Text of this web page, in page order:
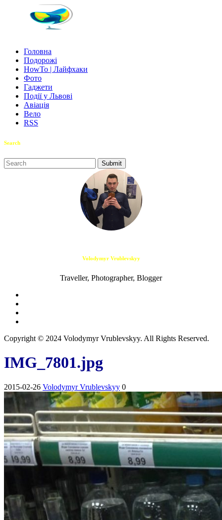
Головна
Подорожі
HowTo | Лайфхаки
Фото
Гаджети
Події у Львові
Авіація
Вело
RSS
Search
Volodymyr Vrublevskyy
Traveller, Photographer, Blogger
Copyright © 2024 Volodymyr Vrublevskyy. All Rights Reserved.
IMG_7801.jpg
2015-02-26 Volodymyr Vrublevskyy 0